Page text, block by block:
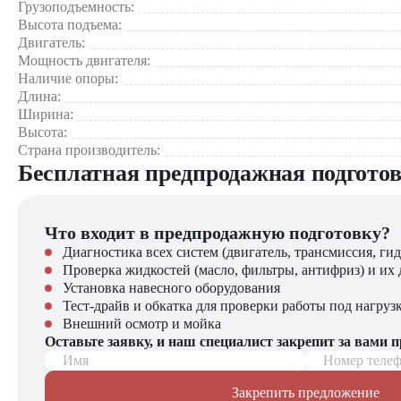
низкие
многофункциональную технику с широким спектром
Телескопический погрузчик Haulotte HTL 4010 можно
нашем сайте вы найдёте широкий выбор спецтехники,
Грузоподъемность:
Высота подъема:
Двигатель:
Мощность двигателя:
Наличие опоры:
Длина:
Ширина:
Высота:
Страна производитель:
Бесплатная предпродажная
Что входит в предпродажную подготовку?
Диагностика всех систем (двигатель, трансмиссия,
Проверка жидкостей (масло, фильтры, антифриз) и их
Установка навесного оборудования
Тест-драйв и обкатка для проверки работы под
Внешний осмотр и мойка
Оставьте заявку, и наш специалист закрепит за вами
Имя
Номер
Закрепить предложение